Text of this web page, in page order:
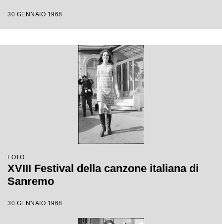
30 GENNAIO 1968
FOTO
XVIII Festival della canzone italiana di
Sanremo
30 GENNAIO 1968